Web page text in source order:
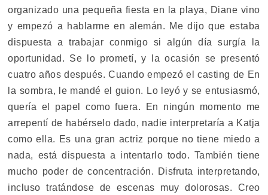
organizado una pequeña fiesta en la playa, Diane vino
y empezó a hablarme en alemán. Me dijo que estaba
dispuesta a trabajar conmigo si algún día surgía la
oportunidad. Se lo prometí, y la ocasión se presentó
cuatro años después. Cuando empezó el casting de En
la sombra, le mandé el guion. Lo leyó y se entusiasmó,
quería el papel como fuera. En ningún momento me
arrepentí de habérselo dado, nadie interpretaría a Katja
como ella. Es una gran actriz porque no tiene miedo a
nada, está dispuesta a intentarlo todo. También tiene
mucho poder de concentración. Disfruta interpretando,
incluso tratándose de escenas muy dolorosas. Creo